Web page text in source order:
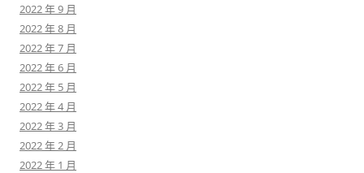
2022 年 9 月
2022 年 8 月
2022 年 7 月
2022 年 6 月
2022 年 5 月
2022 年 4 月
2022 年 3 月
2022 年 2 月
2022 年 1 月